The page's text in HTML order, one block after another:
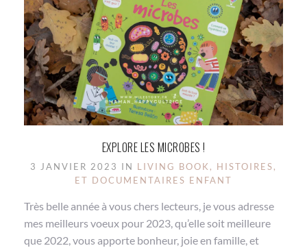
EXPLORE LES MICROBES !
3 JANVIER 2023 IN LIVING BOOK, HISTOIRES,
ET DOCUMENTAIRES ENFANT
Très belle année à vous chers lecteurs, je vous adresse
mes meilleurs voeux pour 2023, qu’elle soit meilleure
que 2022, vous apporte bonheur, joie en famille, et